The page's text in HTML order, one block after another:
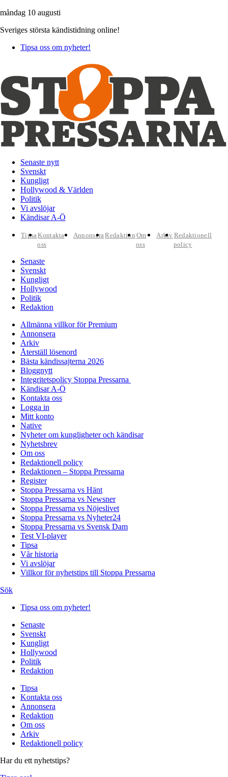
måndag 10 augusti
Sveriges största kändistidning online!
Tipsa oss om nyheter!
Senaste nytt
Svenskt
Kungligt
Hollywood & Världen
Politik
Vi avslöjar
Kändisar A-Ö
TipsaKontakta
oss
AnnonseraRedaktion Om
oss
Arkiv Redaktionell
policy
Senaste
Svenskt
Kungligt
Hollywood
Politik
Redaktion
Allmänna villkor för Premium
Annonsera
Arkiv
Återställ lösenord
Bästa kändissajterna 2026
Bloggnytt
Integritetspolicy Stoppa Pressarna
Kändisar A-Ö
Kontakta oss
Logga in
Mitt konto
Native
Nyheter om kungligheter och kändisar
Nyhetsbrev
Om oss
Redaktionell policy
Redaktionen – Stoppa Pressarna
Register
Stoppa Pressarna vs Hänt
Stoppa Pressarna vs Newsner
Stoppa Pressarna vs Nöjeslivet
Stoppa Pressarna vs Nyheter24
Stoppa Pressarna vs Svensk Dam
Test VI-player
Tipsa
Vår historia
Vi avslöjar
Villkor för nyhetstips till Stoppa Pressarna
Sök
Tipsa oss om nyheter!
Senaste
Svenskt
Kungligt
Hollywood
Politik
Redaktion
Tipsa
Kontakta oss
Annonsera
Redaktion
Om oss
Arkiv
Redaktionell policy
Har du ett nyhetstips?